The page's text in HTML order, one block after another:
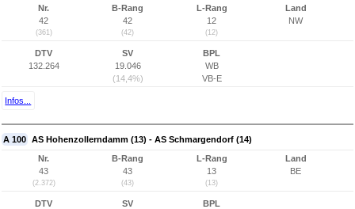
Nr.
42
(361)
B-Rang
42
(42)
L-Rang
12
(12)
Land
NW
DTV
132.264
SV
19.046
(14,4%)
BPL
WB
VB-E
Infos...
A 100 AS Hohenzollerndamm (13) - AS Schmargendorf (14)
Nr.
43
(2.372)
B-Rang
43
(43)
L-Rang
13
(13)
Land
BE
DTV
SV
BPL